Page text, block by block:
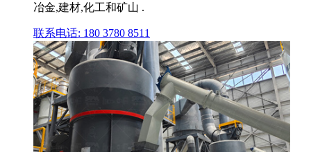
冶金,建材,化工和矿山 .
联系电话: 180 3780 8511